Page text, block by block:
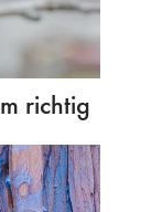
richtig